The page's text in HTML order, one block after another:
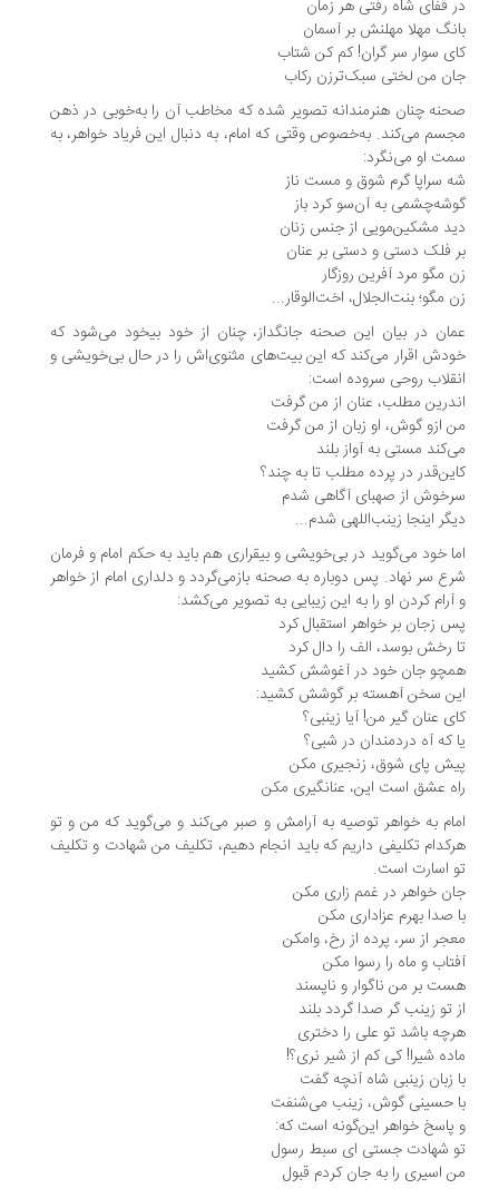
قفای شاه رفتی هر زمان
مهلا مهلنش بر آسمان
سوار سر گران! کم کن شتاب
من لختی سبک‌ترزن رکاب
چنان هنرمندانه تصویر شده که مخاطب آن را به‌خوبی در ذهن
می‌کند. به‌خصوص وقتی که امام، به دنبال این فریاد خواهر، به
او می‌نگرد:
سراپا گرم شوق و مست ناز
‌به آن‌سو کرد باز
مشکین‌مویی از جنس زنان
فلک دستی و دستی بر عنان
مگو مرد آفرین روزگار
مگو؛ بنت‌الجلال، اخت‌الوقار...
در بیان این صحنه جانگداز، چنان از خود بیخود می‌شود که
اقرار می‌کند که این بیت‌های مثنوی‌اش را در حال بی‌خویشی و
روحی سروده است:
مطلب، عنان از من گرفت
ازو گوش، او زبان از من گرفت
مستی به آواز بلند
در پرده مطلب تا به چند؟
از صهبای آگاهی شدم
اینجا زینب‌اللهی شدم...
خود می‌گوید در بی‌خویشی و بیقراری هم باید به حکم امام و فرمان
سر نهاد. پس دوباره به صحنه بازمی‌گردد و دلداری امام از خواهر
کردن او را به این زیبایی به تصویر می‌کشد:
زجان بر خواهر استقبال کرد
رخش بوسد، الف را دال کرد
جان خود در آغوشش کشید
سخن آهسته بر گوشش کشید:
عنان گیر من! آیا زینبی؟
که آه دردمندان در شبی؟
پای شوق، زنجیری مکن
عشق‌ است این، عنانگیری مکن
به خواهر توصیه به آرامش و صبر می‌کند و می‌گوید که من و تو
تکلیفی داریم که باید انجام دهیم، تکلیف من شهادت و تکلیف
اسارت است.
خواهر در غمم زاری مکن
صدا بهرم عزاداری مکن
از سر، پرده از رخ، وامکن
و ماه را رسوا مکن
بر من ناگوار و ناپسند
تو زینب گر صدا گردد بلند
باشد تو علی را دختری
شیرا! کی کم از شیر نری؟!
زبان زینبی شاه آنچه گفت
حسینی گوش، زینب می‌شنفت
خواهر این‌گونه است که:
شهادت جستی ای سبط رسول
اسیری را به جان کردم قبول